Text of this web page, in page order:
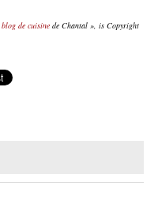
blog de cuisinede Chantal », is Copyright